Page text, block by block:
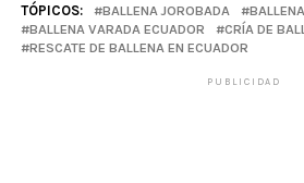
TÓPICOS: BALLENA JOROBADA
BALLENA VARADA ECUADOR
CRÍA DE
RESCATE DE BALLENA EN ECUADOR
PUBLICIDAD